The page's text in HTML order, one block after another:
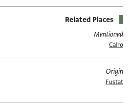
Related Places
Mentioned
Cairo
Origin
Fustat